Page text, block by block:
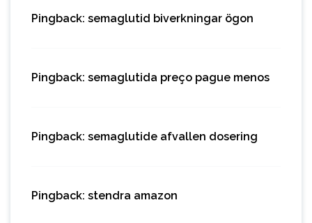
Pingback: semaglutid biverkningar ögon
Pingback: semaglutida preço pague menos
Pingback: semaglutide afvallen dosering
Pingback: stendra amazon